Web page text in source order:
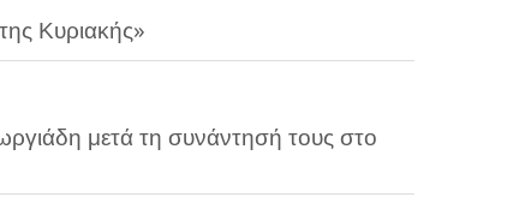
Κυριακής»
μετά τη συνάντησή τους στο